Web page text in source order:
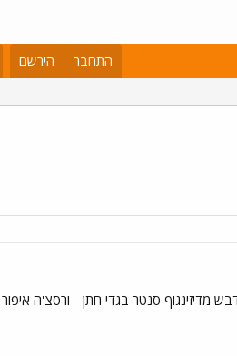
התחבר הירשם
אני והמיועד כמה דברים .צלם-זום 18 . שמלת כלה - נינה דבש מדיזינגוף סנטר בגדי חתן